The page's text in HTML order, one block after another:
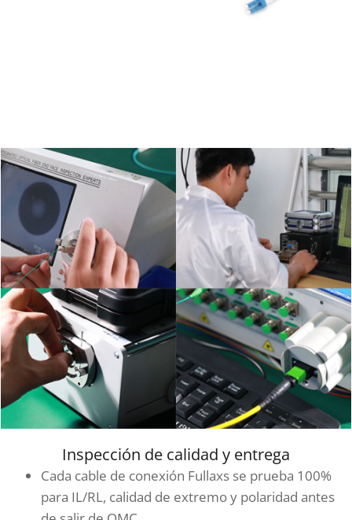
Inspección de calidad y entrega
Cada cable de conexión Fullaxs se prueba 100%
para IL/RL, calidad de extremo y polaridad antes